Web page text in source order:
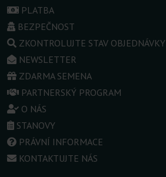
PLATBA
BEZPEČNOST
ZKONTROLUJTE STAV OBJEDNÁVKY
NEWSLETTER
ZDARMA SEMENA
PARTNERSKÝ PROGRAM
O NÁS
STANOVY
PRÁVNÍ INFORMACE
KONTAKTUJTE NÁS